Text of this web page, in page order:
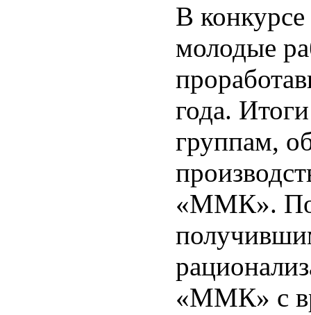
В
молодые
года.
группам,
«ММК».
«ММК» с